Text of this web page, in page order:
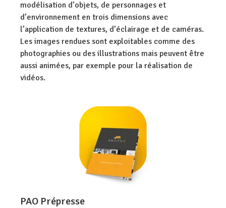
modélisation d’objets, de personnages et
d’environnement en trois dimensions avec
l’application de textures, d’éclairage et de caméras.
Les images rendues sont exploitables comme des
photographies ou des illustrations mais peuvent être
aussi animées, par exemple pour la réalisation de
vidéos.
PAO Prépresse